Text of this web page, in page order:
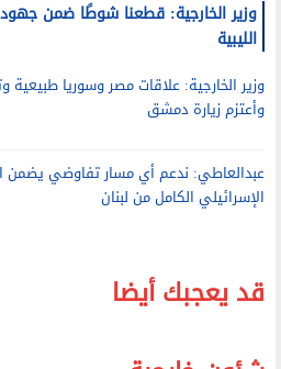
وزير الخارجية: علاقات مصر وسوريا
وأعتزم زيارة دمشق
عبدالعاطي: ندعم أي مسار تفاوضي يضمن
شئون خارجية